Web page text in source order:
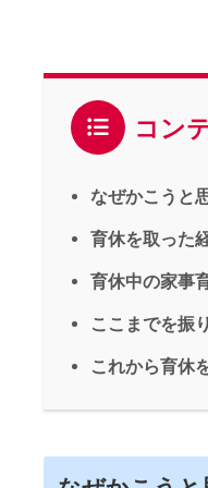
コン
なぜかこうと
育休を取った
育休中の家事
ここまでを振
これから育休